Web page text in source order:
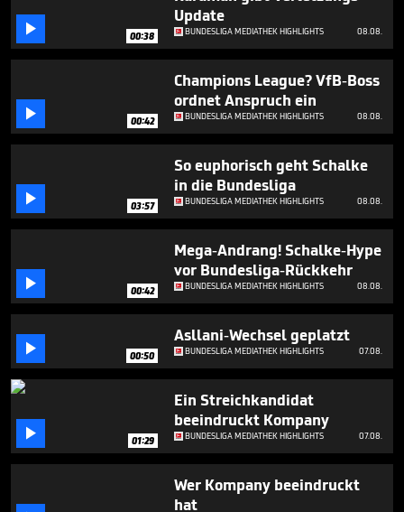
seconds
 00:38
Update
BUNDESLIGA MEDIATHEK HIGHLIGHTS 08.08.
 00:42
Champions League? VfB-Boss
ordnet Anspruch ein
BUNDESLIGA MEDIATHEK HIGHLIGHTS 08.08.
 03:57
So euphorisch geht Schalke
in die Bundesliga
BUNDESLIGA MEDIATHEK HIGHLIGHTS 08.08.
 00:42
Mega-Andrang! Schalke-Hype
vor Bundesliga-Rückkehr
BUNDESLIGA MEDIATHEK HIGHLIGHTS 08.08.
 00:50
Asllani-Wechsel geplatzt
BUNDESLIGA MEDIATHEK HIGHLIGHTS 07.08.
 01:29
Ein Streichkandidat
beeindruckt Kompany
BUNDESLIGA MEDIATHEK HIGHLIGHTS 07.08.
Wer Kompany beeindruckt
hat